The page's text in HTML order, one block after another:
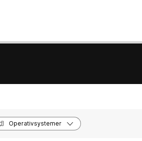
Operativsystemer